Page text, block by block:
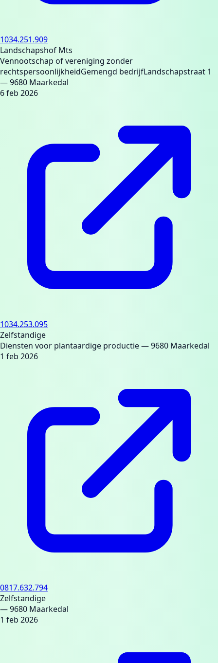
1034.251.909
Landschapshof Mts
Vennootschap of vereniging zonder
rechtspersoonlijkheidGemengd bedrijfLandschapstraat 1
— 9680 Maarkedal
6 feb 2026
1034.253.095
Zelfstandige
Diensten voor plantaardige productie— 9680 Maarkedal
1 feb 2026
0817.632.794
Zelfstandige
— 9680 Maarkedal
1 feb 2026